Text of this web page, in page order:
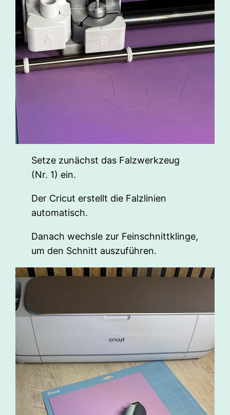
Setze zunächst das Falzwerkzeug
(Nr. 1) ein.
Der Cricut erstellt die Falzlinien
automatisch.
Danach wechsle zur Feinschnittklinge,
um den Schnitt auszuführen.